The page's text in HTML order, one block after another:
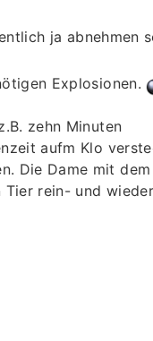
ja abnehmen
Explosionen.
zehn Minuten
aufm Klo
Die Dame mit dem
Tier rein- und